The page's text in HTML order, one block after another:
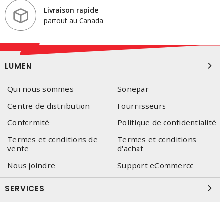
Livraison rapide
partout au Canada
LUMEN
Qui nous sommes
Sonepar
Centre de distribution
Fournisseurs
Conformité
Politique de confidentialité
Termes et conditions de
vente
Termes et conditions
d'achat
Nous joindre
Support eCommerce
SERVICES